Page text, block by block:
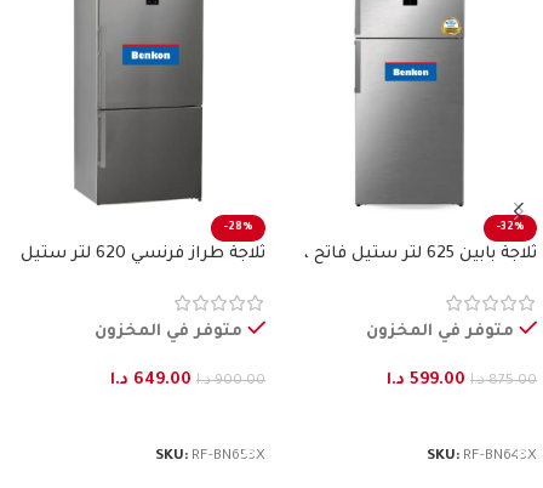
-32%
ثلاجة بابين 625 لتر ستيل فاتح ،
متوفر في المخزون
875.00 د.ا 599.00 د.ا
SKU: RF-BN643X
-28%
ثلاجة طراز فرنسي 620 لتر ستيل
متوفر في المخزون
900.00 د.ا 649.00 د.ا
SKU: RF-BN653X